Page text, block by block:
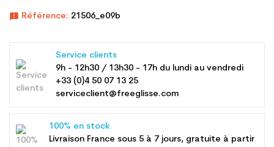
announcement Référence: 21506_e09b
Service clients
9h - 12h30 / 13h30 - 17h du lundi au vendredi
+33 (0)4 50 07 13 25
serviceclient@freeglisse.com
100% en stock
Livraison France sous 5 à 7 jours, gratuite à partir